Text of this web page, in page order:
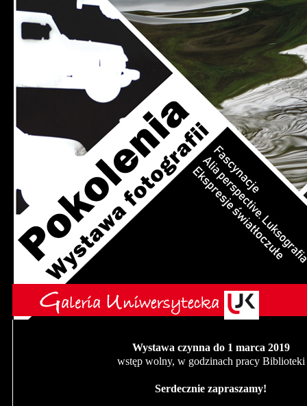
Wystawa czynna do 1 marca 2019
wstęp wolny, w godzinach pracy Biblioteki
Serdecznie zapraszamy!